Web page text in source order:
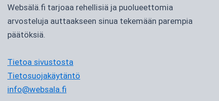
Websälä.fi tarjoaa rehellisiä ja puolueettomia
arvosteluja auttaakseen sinua tekemään parempia
päätöksiä.
Tietoa sivustosta
Tietosuojakäytäntö
info@websala.fi